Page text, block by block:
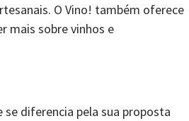
O Vino! também oferece
mais sobre vinhos e
se diferencia pela sua proposta